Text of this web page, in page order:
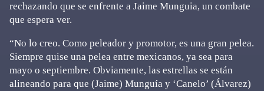
rechazando que se enfrente a Jaime Munguia, un combate
que espera ver.
“No lo creo. Como peleador y promotor, es una gran pelea.
Siempre quise una pelea entre mexicanos, ya sea para
mayo o septiembre. Obviamente, las estrellas se están
alineando para que (Jaime) Munguía y ‘Canelo’ (Álvarez)